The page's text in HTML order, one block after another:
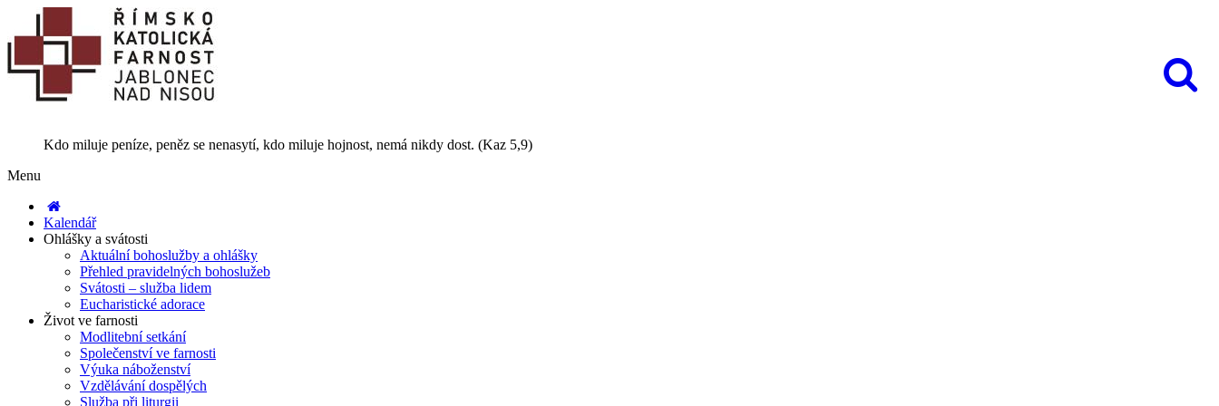
Kdo miluje peníze, peněz se nenasytí, kdo miluje hojnost, nemá nikdy dost. (Kaz 5,9)
Menu
Kalendář
Ohlášky a svátosti
Aktuální bohoslužby a ohlášky
Přehled pravidelných bohoslužeb
Svátosti – služba lidem
Eucharistické adorace
Život ve farnosti
Modlitební setkání
Společenství ve farnosti
Výuka náboženství
Vzdělávání dospělých
Služba při liturgii